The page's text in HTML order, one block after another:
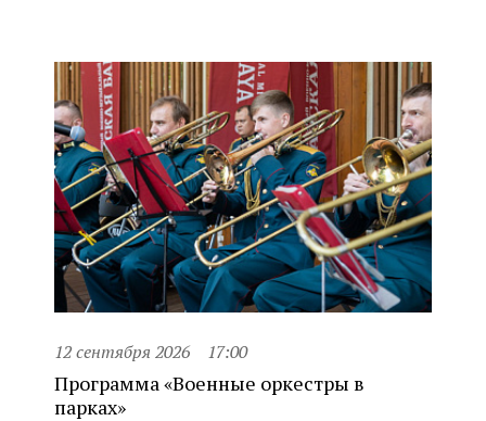
12 сентября 2026 17:00
Программа «Военные оркестры в
парках»